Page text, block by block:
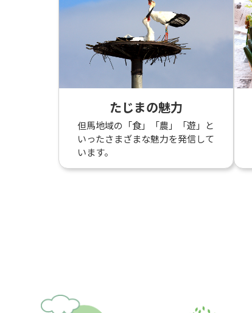
たじまの魅力
但馬地域の「食」「農」「遊」と
いったさまざまな魅力を発信して
います。